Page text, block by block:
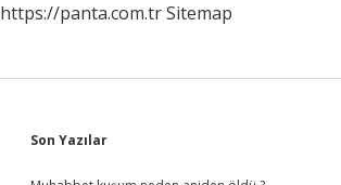
https://panta.com.trSitemap
Sidebar
Son Yazılar